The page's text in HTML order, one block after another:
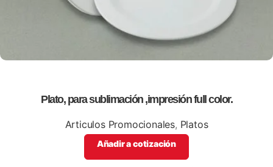
Plato, para sublimación ,impresión full color.
Articulos Promocionales, Platos
Añadir a cotización